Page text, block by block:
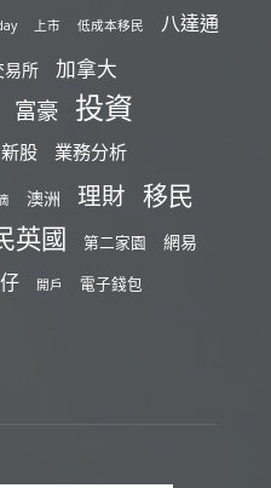
上市 低成本移民 八達通
易所 加拿大
富豪 投資
新股 業務分析
澳洲 理財 移民
英國 第二家園 網易
開戶 電子錢包